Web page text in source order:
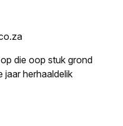
die oop stuk grond
jaar herhaaldelik